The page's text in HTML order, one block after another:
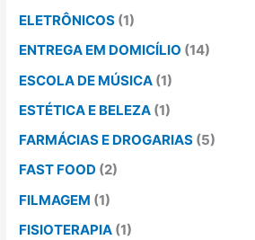
ELETRÔNICOS (1)
ENTREGA EM DOMICÍLIO (14)
ESCOLA DE MÚSICA (1)
ESTÉTICA E BELEZA (1)
FARMÁCIAS E DROGARIAS (5)
FAST FOOD (2)
FILMAGEM (1)
FISIOTERAPIA (1)